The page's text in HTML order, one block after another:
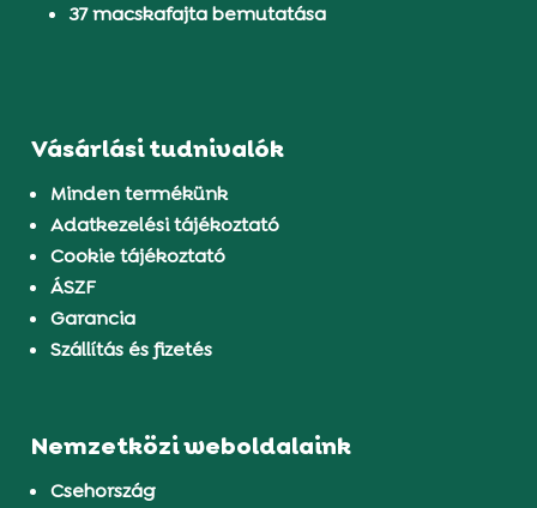
37 macskafajta bemutatása
Vásárlási tudnivalók
Minden termékünk
Adatkezelési tájékoztató
Cookie tájékoztató
ÁSZF
Garancia
Szállítás és fizetés
Nemzetközi weboldalaink
Csehország